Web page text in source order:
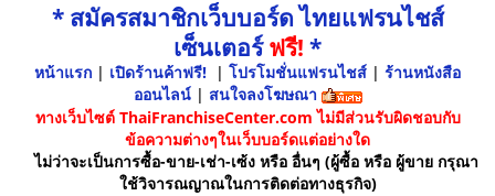
* สมัครสมาชิกเว็บบอร์ด ไทยแฟรนไชส์
เซ็นเตอร์ฟรี! *
หน้าแรก | เปิดร้านค้าฟรี! | โปรโมชั่นแฟรนไชส์ | ร้านหนังสือ
ออนไลน์ | สนใจลงโฆษณา
ทางเว็บไซต์ ThaiFranchiseCenter.com ไม่มีส่วนรับผิดชอบกับ
ข้อความต่างๆในเว็บบอร์ดแต่อย่างใด
ไม่ว่าจะเป็นการซื้อ-ขาย-เช่า-เซ้ง หรือ อื่นๆ (ผู้ซื้อ หรือ ผู้ขาย กรุณา
ใช้วิจารณญาณในการติดต่อทางธุรกิจ)